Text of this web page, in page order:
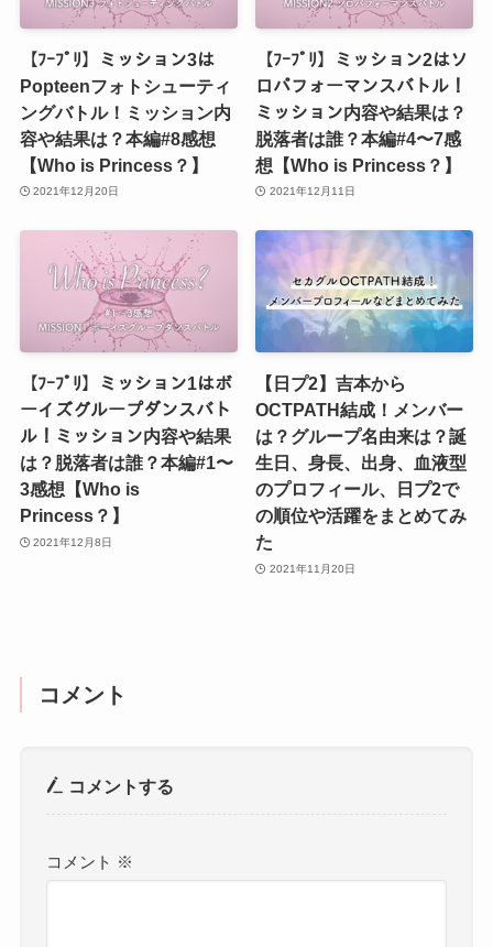
【ﾌｰﾌﾟﾘ】ミッション3は
Popteenフォトシューティ
ングバトル！ミッション内
容や結果は？本編#8感想
【Who is Princess？】
2021年12月20日
【ﾌｰﾌﾟﾘ】ミッション2はソ
ロパフォーマンスバトル！
ミッション内容や結果は？
脱落者は誰？本編#4〜7感
想【Who is Princess？】
2021年12月11日
【ﾌｰﾌﾟﾘ】ミッション1はボ
ーイズグループダンスバト
ル！ミッション内容や結果
は？脱落者は誰？本編#1〜
3感想【Who is
Princess？】
2021年12月8日
【日プ2】吉本から
OCTPATH結成！メンバー
は？グループ名由来は？誕
生日、身長、出身、血液型
のプロフィール、日プ2で
の順位や活躍をまとめてみ
た
2021年11月20日
コメント
コメントする
コメント ※